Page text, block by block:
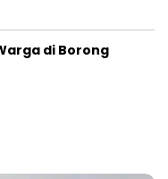
di Borong